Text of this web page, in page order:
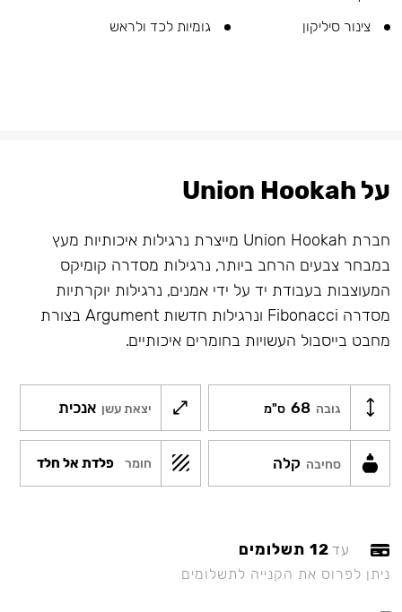
צינור סיליקון
גומיות לכד ולראש
על Union Hookah
חברת Union Hookah מייצרת נרגילות איכותיות מעץ
במבחר צבעים הרחב ביותר, נרגילות מסדרה קומיקס
המעוצבות בעבודת יד על ידי אמנים, נרגילות יוקרתיות
מסדרה Fibonacci ונרגילות חדשות Argument בצורת
מחבט בייסבול העשויות בחומרים איכותיים.
גובה 68 ס"מ יצאת עשן אנכית
סחיבה קלה חומר פלדת אל חלד
עד 12 תשלומים
ניתן לפרוס את הקנייה לתשלומים